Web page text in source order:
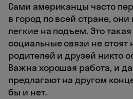
Сами американцы часто
в город по всей стране,
легкие на подъем. Это
социальные связи не стоят
родителей и друзей никто
Важна хорошая работа, и
предлагают на другом
бы и нет.